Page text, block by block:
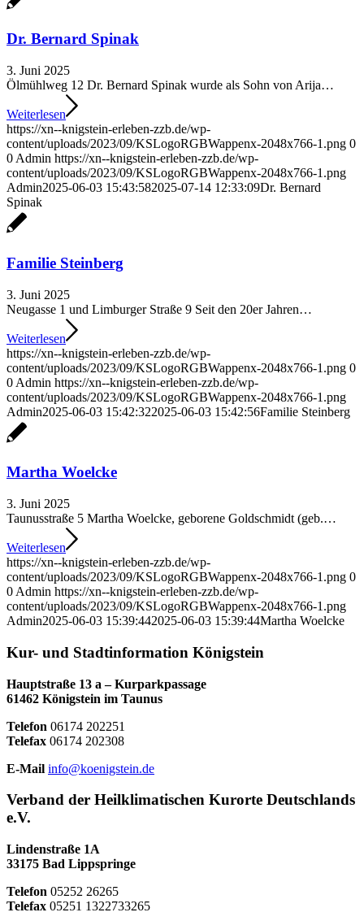
Dr. Bernard Spinak
3. Juni 2025
Ölmühlweg 12 Dr. Bernard Spinak wurde als Sohn von Arija…
Weiterlesen
https://xn--knigstein-erleben-zzb.de/wp-
content/uploads/2023/09/KSLogoRGBWappenx-2048x766-1.png 0
0 Admin https://xn--knigstein-erleben-zzb.de/wp-
content/uploads/2023/09/KSLogoRGBWappenx-2048x766-1.png
Admin2025-06-03 15:43:582025-07-14 12:33:09Dr. Bernard
Spinak
Familie Steinberg
3. Juni 2025
Neugasse 1 und Limburger Straße 9 Seit den 20er Jahren…
Weiterlesen
https://xn--knigstein-erleben-zzb.de/wp-
content/uploads/2023/09/KSLogoRGBWappenx-2048x766-1.png 0
0 Admin https://xn--knigstein-erleben-zzb.de/wp-
content/uploads/2023/09/KSLogoRGBWappenx-2048x766-1.png
Admin2025-06-03 15:42:322025-06-03 15:42:56Familie Steinberg
Martha Woelcke
3. Juni 2025
Taunusstraße 5 Martha Woelcke, geborene Goldschmidt (geb.…
Weiterlesen
https://xn--knigstein-erleben-zzb.de/wp-
content/uploads/2023/09/KSLogoRGBWappenx-2048x766-1.png 0
0 Admin https://xn--knigstein-erleben-zzb.de/wp-
content/uploads/2023/09/KSLogoRGBWappenx-2048x766-1.png
Admin2025-06-03 15:39:442025-06-03 15:39:44Martha Woelcke
Kur- und Stadtinformation Königstein
Hauptstraße 13 a – Kurparkpassage
61462 Königstein im Taunus
Telefon 06174 202251
Telefax 06174 202308
E-Mail info@koenigstein.de
Verband der Heilklimatischen Kurorte Deutschlands
e.V.
Lindenstraße 1A
33175 Bad Lippspringe
Telefon 05252 26265
Telefax 05251 1322733265